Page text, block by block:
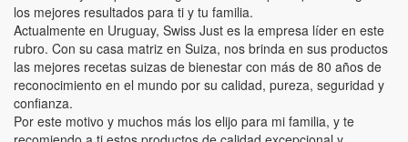
los mejores resultados para ti y tu familia.
Actualmente en Uruguay, Swiss Just es la empresa líder en este
rubro. Con su casa matriz en Suiza, nos brinda en sus productos
las mejores recetas suizas de bienestar con más de 80 años de
reconocimiento en el mundo por su calidad, pureza, seguridad y
confianza.
Por este motivo y muchos más los elijo para mi familia, y te